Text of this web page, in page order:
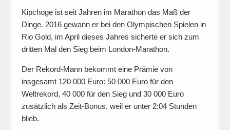
Kipchoge ist seit Jahren im Marathon das Maß der
Dinge. 2016 gewann er bei den Olympischen Spielen in
Rio Gold, im April dieses Jahres sicherte er sich zum
dritten Mal den Sieg beim London-Marathon.
Der Rekord-Mann bekommt eine Prämie von
insgesamt 120 000 Euro: 50 000 Euro für den
Weltrekord, 40 000 für den Sieg und 30 000 Euro
zusätzlich als Zeit-Bonus, weil er unter 2:04 Stunden
blieb.